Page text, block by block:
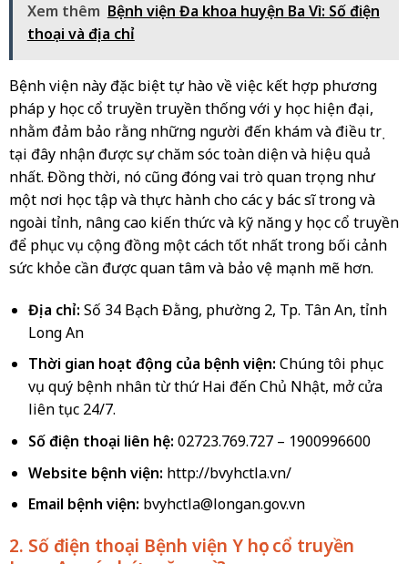
Xem thêm Bệnh viện Đa khoa huyện Ba Vì: Số điện
thoại và địa chỉ
Bệnh viện này đặc biệt tự hào về việc kết hợp phương
pháp y học cổ truyền truyền thống với y học hiện đại,
nhằm đảm bảo rằng những người đến khám và điều trị
tại đây nhận được sự chăm sóc toàn diện và hiệu quả
nhất. Đồng thời, nó cũng đóng vai trò quan trọng như
một nơi học tập và thực hành cho các y bác sĩ trong và
ngoài tỉnh, nâng cao kiến thức và kỹ năng y học cổ truyền
để phục vụ cộng đồng một cách tốt nhất trong bối cảnh
sức khỏe cần được quan tâm và bảo vệ mạnh mẽ hơn.
Địa chỉ: Số 34 Bạch Đằng, phường 2, Tp. Tân An, tỉnh
Long An
Thời gian hoạt động của bệnh viện: Chúng tôi phục
vụ quý bệnh nhân từ thứ Hai đến Chủ Nhật, mở cửa
liên tục 24/7.
Số điện thoại liên hệ: 02723.769.727 – 1900996600
Website bệnh viện: http://bvyhctla.vn/
Email bệnh viện: bvyhctla@longan.gov.vn
2. Số điện thoại Bệnh viện Y học cổ truyền